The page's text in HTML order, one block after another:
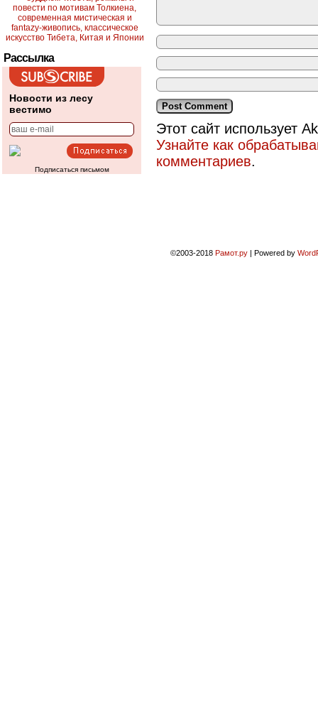
Рассылка
Новости из лесу
вестимо
Подписаться письмом
Этот сайт использует
Узнайте как
комментариев.
©2003-2018 Рамот.ру | Powered by